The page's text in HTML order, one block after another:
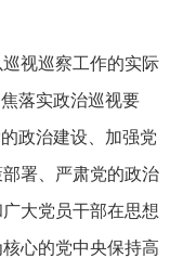
视巡察工作的实际
落实政治巡视要
政治建设、加强党
署、严肃党的政治
大党员干部在思想
心的党中央保持高